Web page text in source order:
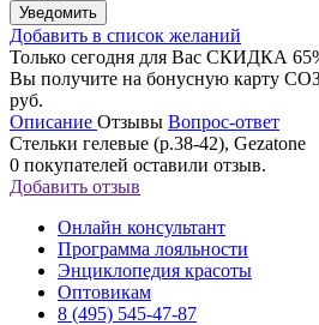
Уведомить
Добавить в список желаний
Только сегодня для Вас СКИДКА
Вы получите на бонусную карту
руб.
Описание Отзывы Вопрос-ответ
Стельки гелевые (р.38-42), Gezatone
0 покупателей оставили отзыв.
Добавить отзыв
Онлайн консультант
Программа лояльности
Энциклопедия красоты
Оптовикам
8 (495) 545-47-87